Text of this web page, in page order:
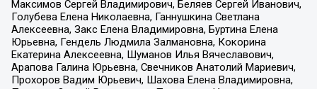
Максимов Сергей Владимирович, Беляев Сергей Иванович,
Голубева Елена Николаевна, Ганнушкина Светлана
Алексеевна, Закс Елена Владимировна, Буртина Елена
Юрьевна, Гендель Людмила Залмановна, Кокорина
Екатерина Алексеевна, Шуманов Илья Вячеславович,
Арапова Галина Юрьевна, Свечников Анатолий Мариевич,
Прохоров Вадим Юрьевич, Шахова Елена Владимировна,